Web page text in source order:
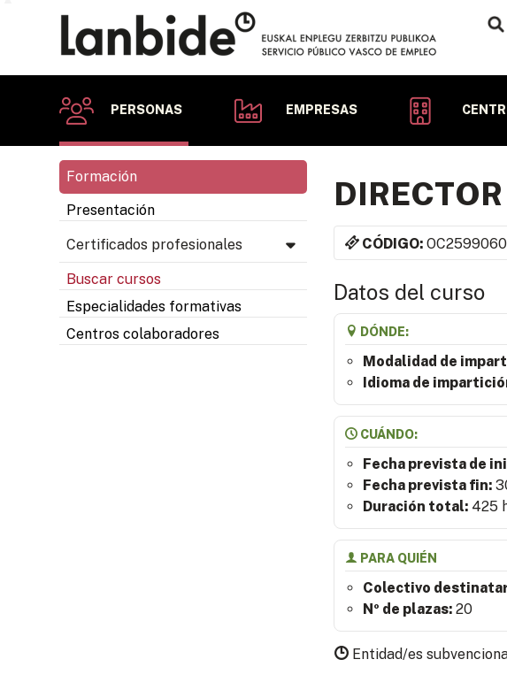
PERSONAS EMPRESAS
Formación
Presentación
Certificados profesionales
Buscar cursos
Especialidades formativas
Centros colaboradores
CÓDIGO:
Datos del curso
DÓNDE:
Modalidad de
Idioma de
CUÁNDO:
Fecha prevista de
Fecha prevista fin:
Duración total: 425
PARA QUIÉN
Colectivo
Nº de plazas: 20
Entidad/es